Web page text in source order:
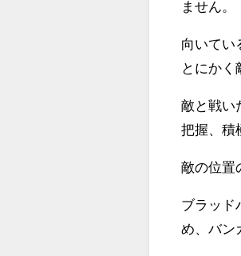
ません。
向いてい
とにかく
敵と戦い
把握、積
敵の位置
ブラッド
め、バン